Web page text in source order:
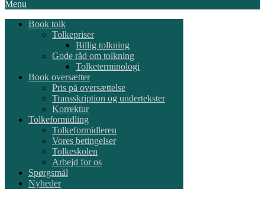
Menu
Book tolk
Tolkepriser
Billig tolkning
Gode råd om tolkning
Tolketerminologi
Book oversætter
Pris på oversættelse
Transskription og undertekster
Korrektur
Tolkeformidling
Tolkeformidleren
Vores betingelser
Tolkeskolen
Arbejd for os
Spørgsmål
Nyheder